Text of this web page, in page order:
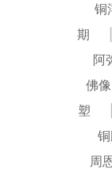
铜
期
阿
佛像
塑
周